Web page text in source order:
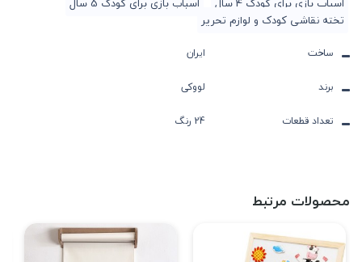
تخته نقاشی کودک و لوازم تحریر
ساخت
ایران
برند
لووکی
تعداد قطعات
24 رنگ
محصولات مرتبط